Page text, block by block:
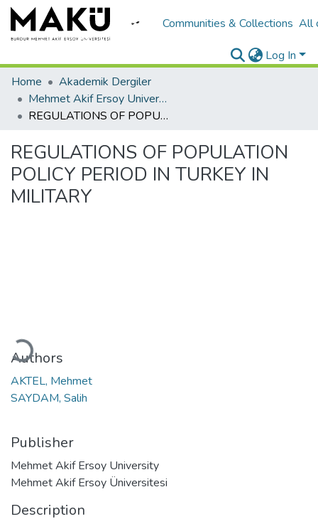
Communities & Collections All
Log In
Home
Akademik Dergiler
Mehmet Akif Ersoy University Journal of Social Sciences Institute
REGULATIONS OF POPULATION POLICY PERIOD IN TURKEY IN MILITARY
REGULATIONS OF POPULATION
POLICY PERIOD IN TURKEY IN
MILITARY
Loading...
Authors
AKTEL, Mehmet
SAYDAM, Salih
Publisher
Mehmet Akif Ersoy University
Mehmet Akif Ersoy Üniversitesi
Description